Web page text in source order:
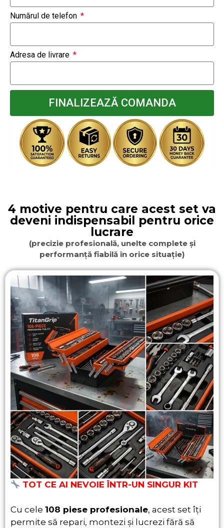
Numărul de telefon
Adresa de livrare
FINALIZEAZĂ COMANDA
4 motive pentru care acest set va
deveni indispensabil pentru orice
lucrare
(precizie profesională, unelte complete și
performanță fiabilă în orice situație)
TOT CE AI NEVOIE ÎNTR-UN SINGUR KIT
Cu cele 108 piese profesionale, acest set îți
permite să repari, montezi și lucrezi fără să